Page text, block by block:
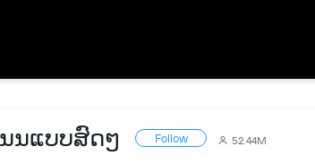
ນນແບບສົດໆ Follow 52.44M